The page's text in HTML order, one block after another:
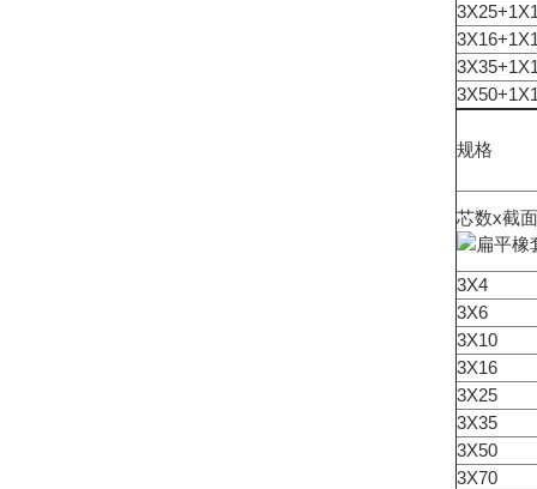
规格
芯数x截
3X4
3X6
3X10
3X16
3X25
3X35
3X50
3X70